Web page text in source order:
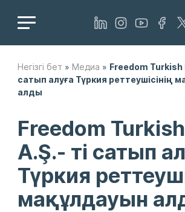
Негізгі бет » Медиа » Freedom Turkish
сатып алуға Түркия реттеушісінің
алды
Freedom
A.Ş.- ті сатып
Түркия
мақұлдауын